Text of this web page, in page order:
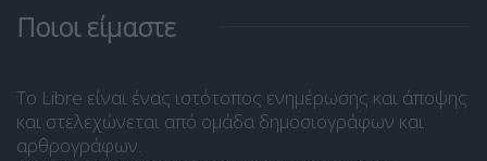
Ποιοι είμαστε
Το Libre είναι ένας ιστότοπος ενημέρωσης και άποψης
και στελεχώνεται από ομάδα δημοσιογράφων και
αρθρογράφων.